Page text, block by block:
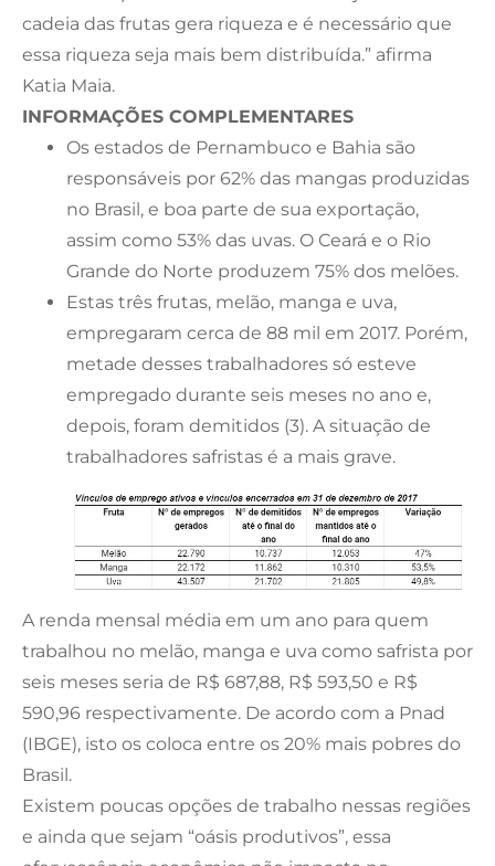
cadeia das frutas gera riqueza e é necessário que
essa riqueza seja mais bem distribuída.” afirma
Katia Maia.
INFORMAÇÕES COMPLEMENTARES
Os estados de Pernambuco e Bahia são
responsáveis por 62% das mangas produzidas
no Brasil, e boa parte de sua exportação,
assim como 53% das uvas. O Ceará e o Rio
Grande do Norte produzem 75% dos melões.
Estas três frutas, melão, manga e uva,
empregaram cerca de 88 mil em 2017. Porém,
metade desses trabalhadores só esteve
empregado durante seis meses no ano e,
depois, foram demitidos (3). A situação de
trabalhadores safristas é a mais grave.
A renda mensal média em um ano para quem
trabalhou no melão, manga e uva como safrista por
seis meses seria de R$ 687,88, R$ 593,50 e R$
590,96 respectivamente. De acordo com a Pnad
(IBGE), isto os coloca entre os 20% mais pobres do
Brasil.
Existem poucas opções de trabalho nessas regiões
e ainda que sejam “oásis produtivos”, essa